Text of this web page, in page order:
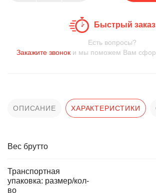
Быстрый заказ
Есть вопросы?
Закажите звоноки мы поможем Вам
ОПИСАНИЕ ХАРАКТЕРИСТИКИ
Вес брутто
Транспортная
упаковка: размер/кол-
во